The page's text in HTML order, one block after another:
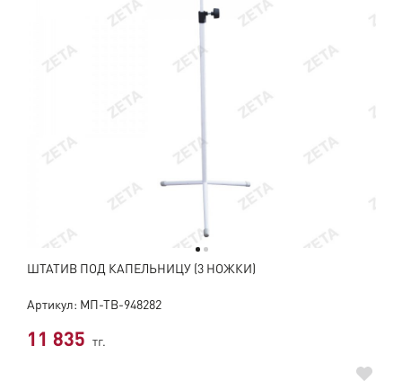
ШТАТИВ ПОД КАПЕЛЬНИЦУ (3 НОЖКИ)
Артикул: МП-ТВ-948282
11 835 тг.